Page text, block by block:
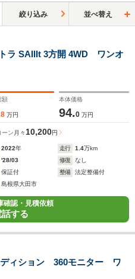
絞り込み 並べ替え
ラ SAIIIt 3方開 4WD ワンオ
額
8 万円
本体価格
94.0 万円
ーン 月々 10,200円
2022年 走行 1.4万km
'28/03 修復
なし
保証付 整備
法定整備付
島根県大田市
確認・見積依頼
話する
ィション 360モニター ワ